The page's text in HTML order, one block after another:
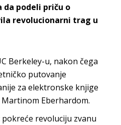
da podeli priču o
revolucionarni trag u
Berkeley-u, nakon čega
putovanje
za elektronske knjige
Eberhardom.
pokreće revoluciju zvanu